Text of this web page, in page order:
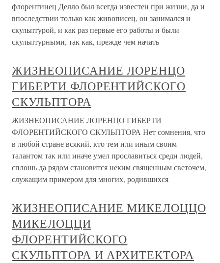
флорентинец Делло был всегда известен при жизни, да и
впоследствии только как живописец, он занимался и
скульптурой, и как раз первые его работы и были
скульптурными, так как, прежде чем начать
ЖИЗНЕОПИСАНИЕ ЛОРЕНЦО
ГИБЕРТИ ФЛОРЕНТИЙСКОГО
СКУЛЬПТОРА
ЖИЗНЕОПИСАНИЕ ЛОРЕНЦО ГИБЕРТИ
ФЛОРЕНТИЙСКОГО СКУЛЬПТОРА Нет сомнения, что
в любой стране всякий, кто тем или иным своим
талантом так или иначе умел прославиться среди людей,
сплошь да рядом становится неким священным светочем,
служащим примером для многих, родившихся
ЖИЗНЕОПИСАНИЕ МИКЕЛОЦЦО
МИКЕЛОЦЦИ
ФЛОРЕНТИЙСКОГО
СКУЛЬПТОРА И АРХИТЕКТОРА